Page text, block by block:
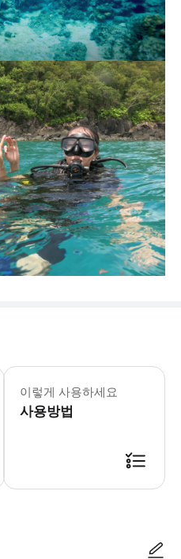
본 액티비티에는 강화된 건강 & 위생
이렇게 사용하세요
사용방법